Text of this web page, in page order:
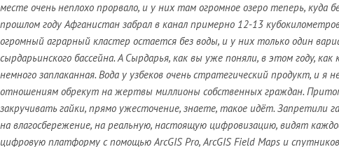
месте очень неплохо прорвало, и у них там огромное озеро теперь, куда
прошлом году Афганистан забрал в канал примерно 12-13
огромный аграрный кластер остается без воды, и у них только один
сырдарьинского бассейна. А Сырдарья, как вы уже поняли, в этом году,
немного заплаканная. Вода у узбеков очень стратегический продукт, и я
отношениям обрекут на жертвы миллионы собственных граждан.
закручивать гайки, прямо ужесточение, знаете, такое идёт. Запретили
на влагосбережение, на реальную, настоящую цифровизацию, видят
цифровую платформу с помощью ArcGIS Pro, ArcGIS Field Maps и